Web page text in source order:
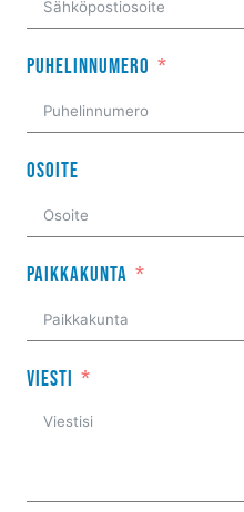
Puhelinnumero
Osoite
Paikkakunta
Viesti